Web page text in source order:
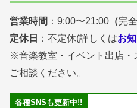
営業時間 ：9:00〜21:00 （完
定休日
：不定休(詳しくはお
※音楽教室・イベント出店・
ご相談ください。
各種SNSも更新中!!